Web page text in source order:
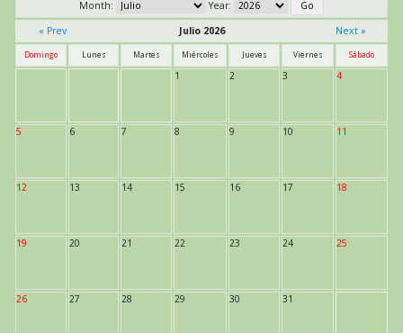
Month:
Year:
« Prev
Julio 2026 Next »
Domingo Lunes Martes Miércoles Jueves Viernes Sábado
1 2 3 4
5 6 7 8 9 10 11
12 13 14 15 16 17 18
19 20 21 22 23 24 25
26 27 28 29 30 31